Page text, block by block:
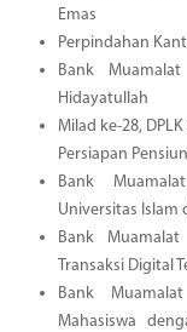
Emas
Perpindahan
Bank
Hidayatullah
Milad ke-28,
Persiapan Pensiun
Bank
Universitas Islam
Bank
Transaksi Digital
Bank
Mahasiswa